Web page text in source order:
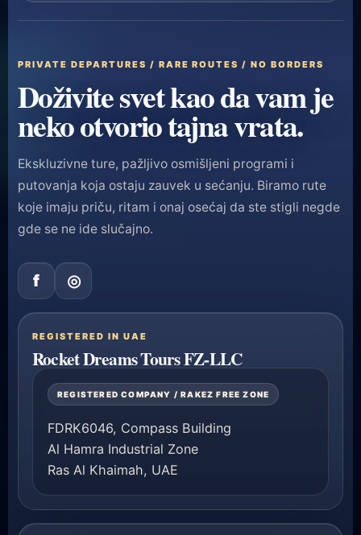
PRIVATE DEPARTURES / RARE ROUTES / NO BORDERS
Doživite svet kao da vam je
neko otvorio tajna vrata.
Ekskluzivne ture, pažljivo osmišljeni programi i
putovanja koja ostaju zauvek u sećanju. Biramo rute
koje imaju priču, ritam i onaj osećaj da ste stigli negde
gde se ne ide slučajno.
f ◎
REGISTERED IN UAE
Rocket Dreams Tours FZ-LLC
REGISTERED COMPANY / RAKEZ FREE ZONE
FDRK6046, Compass Building
Al Hamra Industrial Zone
Ras Al Khaimah, UAE